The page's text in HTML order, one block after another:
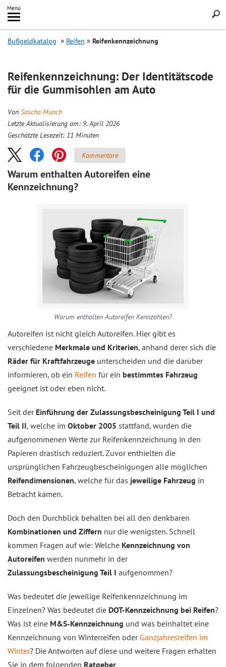
Inhalt
springen
Menü
Search
Bußgeldkatalog Reifen Reifenkennzeichnung
Reifenkennzeichnung: Der Identitätscode
für die Gummisohlen am Auto
Von Sascha Münch
Letzte Aktualisierung am: 9. April 2026
Geschätzte Lesezeit: 11 Minuten
Kommentare
Warum enthalten Autoreifen eine
Kennzeichnung?
Warum enthalten Autoreifen Kennzahlen?
Autoreifen ist nicht gleich Autoreifen. Hier gibt es
verschiedene Merkmale und Kriterien, anhand derer sich die
Räder für Kraftfahrzeuge unterscheiden und die darüber
informieren, ob ein Reifen für ein bestimmtes Fahrzeug
geeignet ist oder eben nicht.
Seit der Einführung der Zulassungsbescheinigung Teil I und
Teil II, welche im Oktober 2005 stattfand, wurden die
aufgenommenen Werte zur Reifenkennzeichnung in den
Papieren drastisch reduziert. Zuvor enthielten die
ursprünglichen Fahrzeugbescheinigungen alle möglichen
Reifendimensionen, welche für das jeweilige Fahrzeug in
Betracht kamen.
Doch den Durchblick behalten bei all den denkbaren
Kombinationen und Ziffern nur die wenigsten. Schnell
kommen Fragen auf wie: Welche Kennzeichnung von
Autoreifen werden nunmehr in der
Zulassungsbescheinigung Teil I aufgenommen?
Was bedeutet die jeweilige Reifenkennzeichnung im
Einzelnen? Was bedeutet die DOT-Kennzeichnung bei Reifen?
Was ist eine M&S-Kennzeichnung und was beinhaltet eine
Kennzeichnung von Winterreifen oder Ganzjahresreifen im
Winter? Die Antworten auf diese und weitere Fragen erhalten
Sie in dem folgenden Ratgeber.